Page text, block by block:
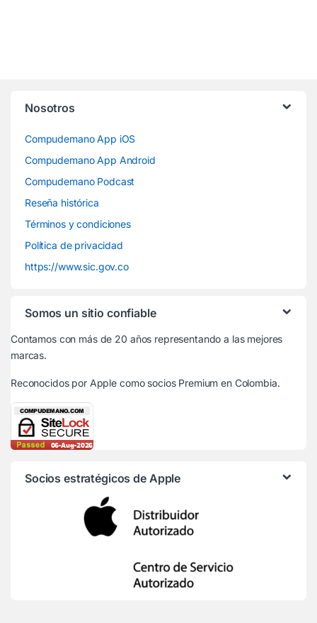
Nosotros
Compudemano App iOS
Compudemano App Android
Compudemano Podcast
Reseña histórica
Términos y condiciones
Política de privacidad
https://www.sic.gov.co
Somos un sitio confiable
Contamos con más de 20 años representando a las mejores
marcas.
Reconocidos por Apple como socios Premium en Colombia.
Socios estratégicos de Apple